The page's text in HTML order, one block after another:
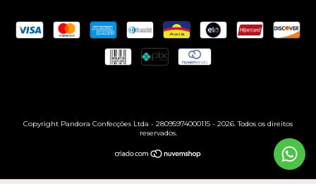
Copyright Pandora Confecções Ltda - 28095974000115 - 2026. Todos os direitos
reservados.